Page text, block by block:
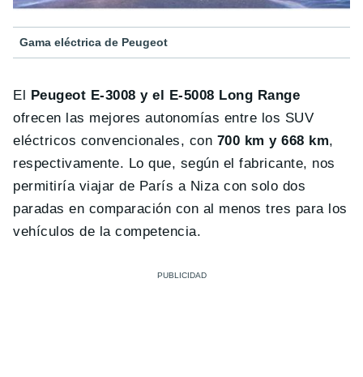
Gama eléctrica de Peugeot
El Peugeot E-3008 y el E-5008 Long Range
ofrecen las mejores autonomías entre los SUV
eléctricos convencionales, con 700 km y 668 km,
respectivamente. Lo que, según el fabricante, nos
permitiría viajar de París a Niza con solo dos
paradas en comparación con al menos tres para los
vehículos de la competencia.